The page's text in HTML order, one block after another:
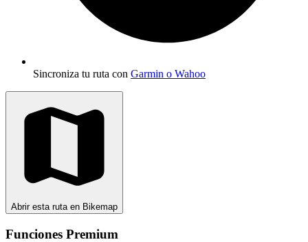
Sincroniza tu ruta con Garmin o Wahoo
Abrir esta ruta en Bikemap
Funciones Premium